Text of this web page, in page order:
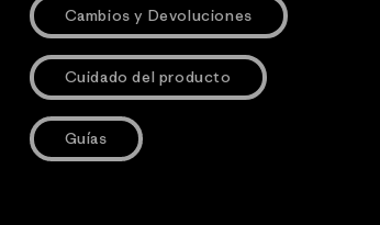
Cambios y Devoluciones
Cuidado del producto
Guías